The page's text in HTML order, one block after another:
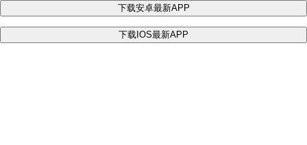
下载安卓最新APP
下载IOS最新APP